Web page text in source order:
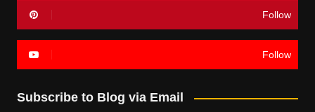
Follow
Follow
Subscribe to Blog via Email